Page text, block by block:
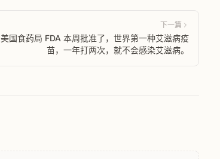
下一篇
美国食药局 FDA 本周批准了，世界第一种艾滋病疫
苗，一年打两次，就不会感染艾滋病。